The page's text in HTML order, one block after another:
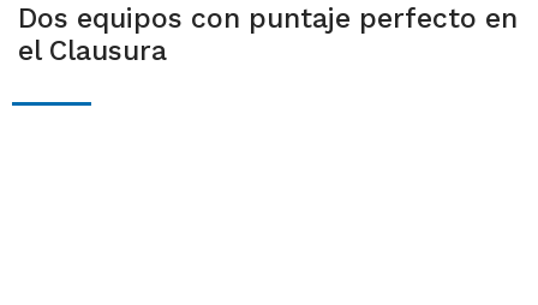
Dos equipos con puntaje perfecto en
el Clausura